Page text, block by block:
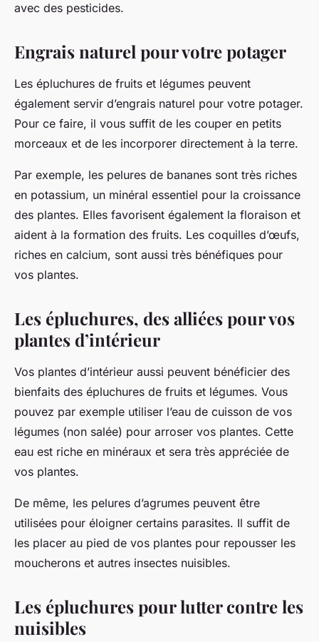
avec des pesticides.
Engrais naturel pour votre potager
Les épluchures de fruits et légumes peuvent
également servir d’engrais naturel pour votre potager.
Pour ce faire, il vous suffit de les couper en petits
morceaux et de les incorporer directement à la terre.
Par exemple, les pelures de bananes sont très riches
en potassium, un minéral essentiel pour la croissance
des plantes. Elles favorisent également la floraison et
aident à la formation des fruits. Les coquilles d’œufs,
riches en calcium, sont aussi très bénéfiques pour
vos plantes.
Les épluchures, des alliées pour vos
plantes d’intérieur
Vos plantes d’intérieur aussi peuvent bénéficier des
bienfaits des épluchures de fruits et légumes. Vous
pouvez par exemple utiliser l’eau de cuisson de vos
légumes (non salée) pour arroser vos plantes. Cette
eau est riche en minéraux et sera très appréciée de
vos plantes.
De même, les pelures d’agrumes peuvent être
utilisées pour éloigner certains parasites. Il suffit de
les placer au pied de vos plantes pour repousser les
moucherons et autres insectes nuisibles.
Les épluchures pour lutter contre les
nuisibles